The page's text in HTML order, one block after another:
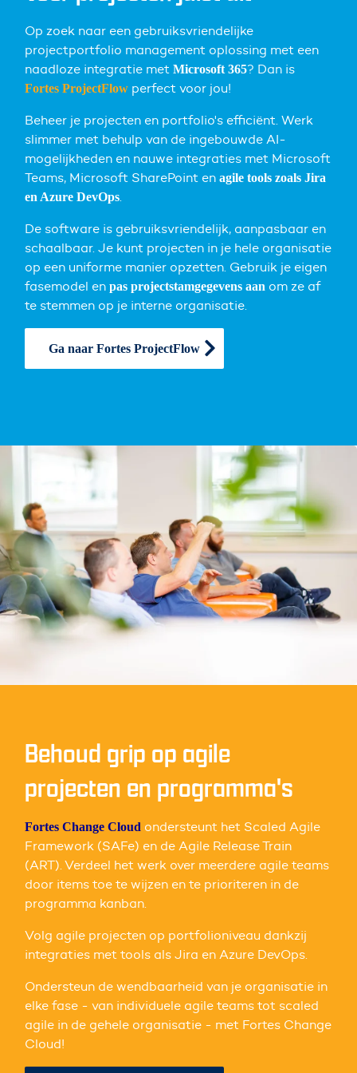
Op zoek naar een gebruiksvriendelijke
projectportfolio management oplossing met een
naadloze integratie met Microsoft 365? Dan is
Fortes ProjectFlow perfect voor jou!
Beheer je projecten en portfolio's efficiënt. Werk
slimmer met behulp van de ingebouwde AI-
mogelijkheden en nauwe integraties met Microsoft
Teams, Microsoft SharePoint enagile tools zoals Jira
en Azure DevOps.
De software is gebruiksvriendelijk, aanpasbaar en
schaalbaar. Je kunt projecten in je hele organisatie
op een uniforme manier opzetten. Gebruik je eigen
fasemodel en pas projectstamgegevens aan om ze af
te stemmen op je interne organisatie.
Ga naar Fortes ProjectFlow
Behoud grip op agile
projecten en programma's
Fortes Change Cloud ondersteunt het Scaled Agile
Framework (SAFe) en de Agile Release Train
(ART). Verdeel het werk over meerdere agile teams
door items toe te wijzen en te prioriteren in de
programma kanban.
Volg agile projecten op portfolioniveau dankzij
integraties met tools als Jira en Azure DevOps.
Ondersteun de wendbaarheid van je organisatie in
elke fase - van individuele agile teams tot scaled
agile in de gehele organisatie - met Fortes Change
Cloud!